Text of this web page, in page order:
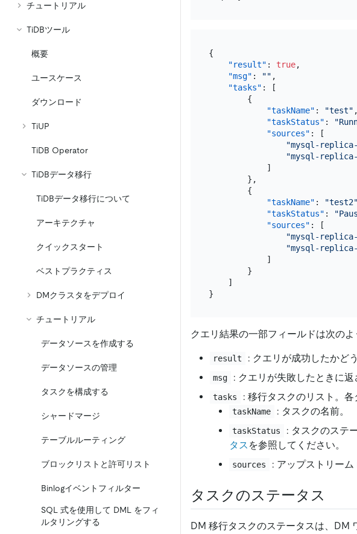
チュートリアル
TiDBツール
概要
ユースケース
ダウンロード
TiUP
TiDB Operator
TiDBデータ移行
TiDBデータ移行について
アーキテクチャ
クイックスタート
ベストプラクティス
DMクラスタをデプロイ
チュートリアル
データソースを作成する
データソースの管理
タスクを構成する
シャードマージ
テーブルルーティング
ブロックリストと許可リスト
Binlogイベントフィルター
SQL 式を使用して DML をフィ
ルタリングする
{
"result" : true,
"msg" : "" ,
"tasks" :
[
{
"taskName" : "test" ,
"taskStatus" :
"sources" :
[
"mysql-
"mysql-
]
} ,
{
"taskName" : "test2"
"taskStatus" :
"sources" :
[
"mysql-
"mysql-
]
}
]
}
クエリ結果の一部フィールドは次のよ
result : クエリが成功したかどう
msg : クエリが失敗したときに返
tasks : 移行タスクのリスト。各
taskName : タスクの名前。
taskStatus : タスクのステ
タス を参照してください。
sources : アップストリーム
タスクのステータス
DM 移行タスクのステータスは、DM